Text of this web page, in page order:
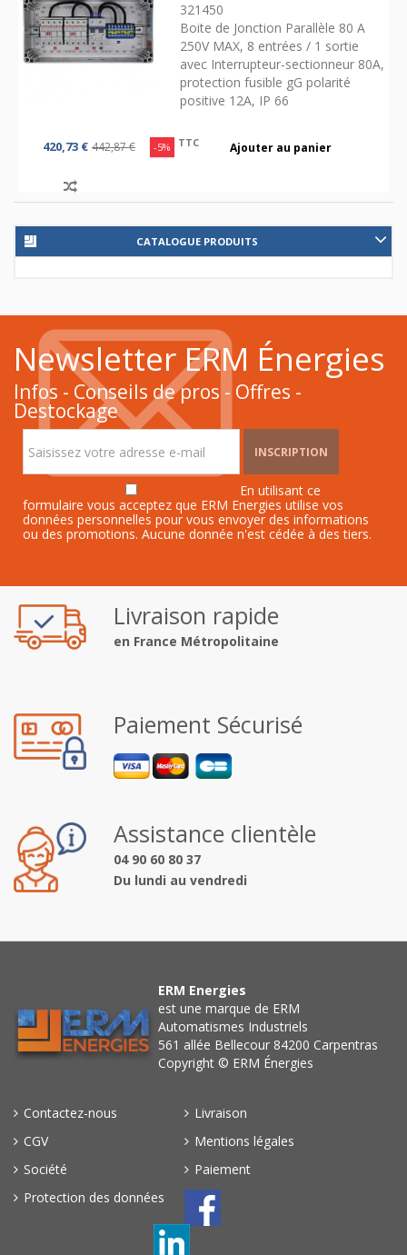
321450
Boite de Jonction Parallèle 80 A
250V MAX, 8 entrées / 1 sortie
avec Interrupteur-sectionneur 80A,
protection fusible gG polarité
positive 12A, IP 66
420,73 € 442,87 € -5% TTC Ajouter au panier
CATALOGUE PRODUITS
Newsletter ERM Énergies
Infos - Conseils de pros - Offres -
Destockage
INSCRIPTION
En utilisant ce
formulaire vous acceptez que ERM Energies utilise vos
données personnelles pour vous envoyer des informations
ou des promotions. Aucune donnée n'est cédée à des tiers.
Livraison rapide
en France Métropolitaine
Paiement Sécurisé
Assistance clientèle
04 90 60 80 37
Du lundi au vendredi
ERM Energies
est une marque de ERM
Automatismes Industriels
561 allée Bellecour 84200 Carpentras
Copyright © ERM Énergies
Contactez-nous
Livraison
CGV
Mentions légales
Société
Paiement
Protection des données